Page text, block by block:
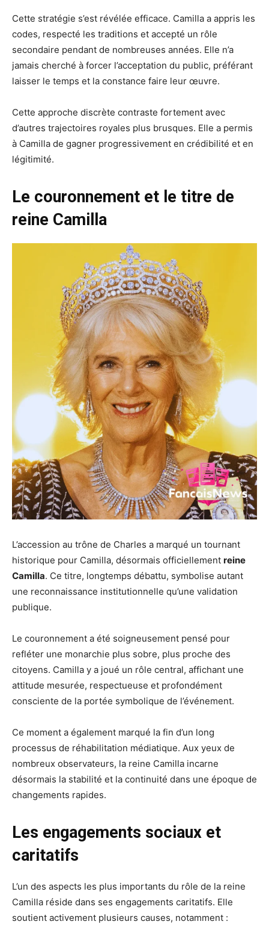
Cette stratégie s’est révélée efficace. Camilla a appris les
codes, respecté les traditions et accepté un rôle
secondaire pendant de nombreuses années. Elle n’a
jamais cherché à forcer l’acceptation du public, préférant
laisser le temps et la constance faire leur œuvre.
Cette approche discrète contraste fortement avec
d’autres trajectoires royales plus brusques. Elle a permis
à Camilla de gagner progressivement en crédibilité et en
légitimité.
Le couronnement et le titre de
reine Camilla
L’accession au trône de Charles a marqué un tournant
historique pour Camilla, désormais officiellement reine
Camilla. Ce titre, longtemps débattu, symbolise autant
une reconnaissance institutionnelle qu’une validation
publique.
Le couronnement a été soigneusement pensé pour
refléter une monarchie plus sobre, plus proche des
citoyens. Camilla y a joué un rôle central, affichant une
attitude mesurée, respectueuse et profondément
consciente de la portée symbolique de l’événement.
Ce moment a également marqué la fin d’un long
processus de réhabilitation médiatique. Aux yeux de
nombreux observateurs, la reine Camilla incarne
désormais la stabilité et la continuité dans une époque de
changements rapides.
Les engagements sociaux et
caritatifs
L’un des aspects les plus importants du rôle de la reine
Camilla réside dans ses engagements caritatifs. Elle
soutient activement plusieurs causes, notamment :